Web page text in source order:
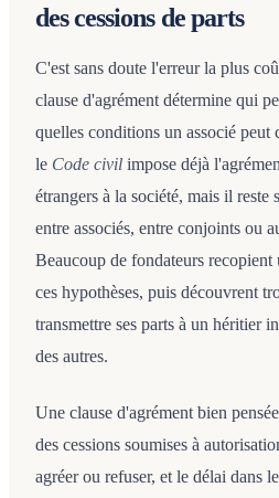
des cessions de parts
C'est sans doute l'erreur la plus
clause d'agrément détermine qui
quelles conditions un associé peut
le Code civil impose déjà
étrangers à la société, mais il reste
entre associés, entre conjoints ou
Beaucoup de fondateurs recopient
ces hypothèses, puis découvrent
transmettre ses parts à un héritier
des autres.
Une clause d'agrément bien
des cessions soumises à
agréer ou refuser, et le délai dans